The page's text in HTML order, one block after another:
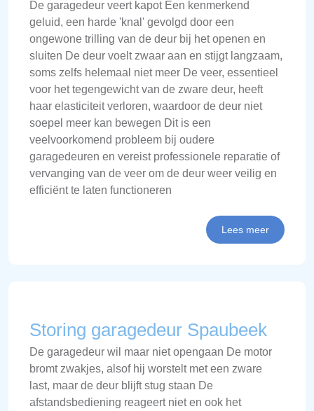
De garagedeur veert kapot Een kenmerkend
geluid, een harde 'knal' gevolgd door een
ongewone trilling van de deur bij het openen en
sluiten De deur voelt zwaar aan en stijgt langzaam,
soms zelfs helemaal niet meer De veer, essentieel
voor het tegengewicht van de zware deur, heeft
haar elasticiteit verloren, waardoor de deur niet
soepel meer kan bewegen Dit is een
veelvoorkomend probleem bij oudere
garagedeuren en vereist professionele reparatie of
vervanging van de veer om de deur weer veilig en
efficiënt te laten functioneren
Lees meer
Storing garagedeur Spaubeek
De garagedeur wil maar niet opengaan De motor
bromt zwakjes, alsof hij worstelt met een zware
last, maar de deur blijft stug staan De
afstandsbediening reageert niet en ook het